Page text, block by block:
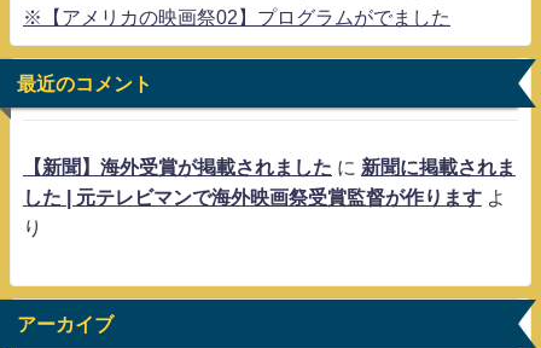
※【アメリカの映画祭02】プログラムがでました
最近のコメント
【新聞】海外受賞が掲載されました に 新聞に掲載されま
した | 元テレビマンで海外映画祭受賞監督が作ります よ
り
アーカイブ